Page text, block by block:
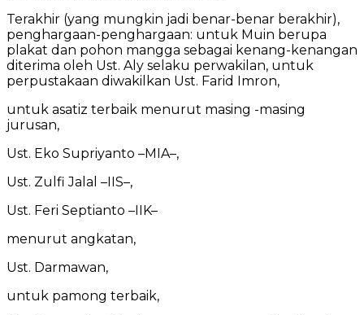
Terakhir (yang mungkin jadi benar-benar berakhir),
penghargaan-penghargaan: untuk Muin berupa
plakat dan pohon mangga sebagai kenang-kenangan
diterima oleh Ust. Aly selaku perwakilan, untuk
perpustakaan diwakilkan Ust. Farid Imron,
untuk asatiz terbaik menurut masing -masing
jurusan,
Ust. Eko Supriyanto –MIA–,
Ust. Zulfi Jalal –IIS–,
Ust. Feri Septianto –IIK–
menurut angkatan,
Ust. Darmawan,
untuk pamong terbaik,